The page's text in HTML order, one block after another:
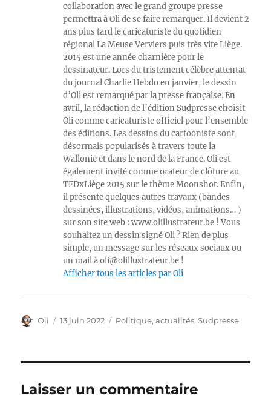
collaboration avec le grand groupe presse
permettra à Oli de se faire remarquer. Il devient 2
ans plus tard le caricaturiste du quotidien
régional La Meuse Verviers puis très vite Liège.
2015 est une année charnière pour le
dessinateur. Lors du tristement célèbre attentat
du journal Charlie Hebdo en janvier, le dessin
d’Oli est remarqué par la presse française. En
avril, la rédaction de l’édition Sudpresse choisit
Oli comme caricaturiste officiel pour l’ensemble
des éditions. Les dessins du cartooniste sont
désormais popularisés à travers toute la
Wallonie et dans le nord de la France. Oli est
également invité comme orateur de clôture au
TEDxLiège 2015 sur le thème Moonshot. Enfin,
il présente quelques autres travaux (bandes
dessinées, illustrations, vidéos, animations… )
sur son site web : www.olillustrateur.be ! Vous
souhaitez un dessin signé Oli ? Rien de plus
simple, un message sur les réseaux sociaux ou
un mail à oli@olillustrateur.be !
Afficher tous les articles par Oli
Auteur
Oli
Publié
13 juin 2022 Catégories
Politique, actualités,Sudpresse
Laisser un commentaire